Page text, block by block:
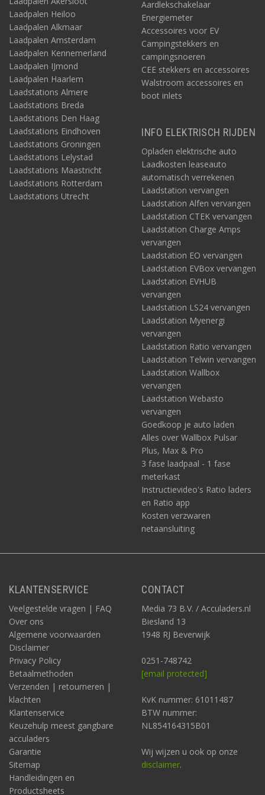
eventuele uitzondering staat vermeld bij het product. Na
plaatsing in de winkelmand en uw bestelling vóór 22.00 uur,
verzenden we de producten nog dezelfde dag.
Disclaimer
Ondanks een grote mate van zorgvuldigheid in het vervaardigen
van de content op deze pagina, is Acculaders.nl niet
aansprakelijk voor onverhoopte fouten, onvolledigheid of
andere tekortkomingen van deze uitleg. Noch kan Acculaders.nl,
zijnde wederverkoper en géén installateur, aansprakelijk worden
gesteld voor enig foutief gebruik van de via ons gekochte
producten en eventuele negatieve gevolgen daarvan. Lees altijd
de gebruiksaanwijzing, ken de van toepassing zijnde wet- en
regelgeving en win bij twijfel altijd verder informatie in. Zie ook
onzedisclaimer: 4.b Content en aansprakelijkheid.
Laadpalen Heiloo
Laadpalen Alkmaar
Laadpalen Amsterdam
Laadpalen Kennemerland
Laadpalen IJmond
Laadpalen Haarlem
Laadstations Almere
Laadstations Breda
Laadstations Den Haag
Laadstations Eindhoven
Laadstations Groningen
Laadstations Lelystad
Laadstations Maastricht
Laadstations Rotterdam
Laadstations Utrecht
Aardlekschakelaar
Energiemeter
Accessoires voor EV
Campingstekkers en
campingsnoeren
CEE stekkers en accessoires
Walstroom accessoires en
boot inlets
INFO ELEKTRISCH RIJDEN
Opladen elektrische auto
Laadkosten leaseauto
automatisch verrekenen
Laadstation vervangen
Laadstation Alfen vervangen
Laadstation CTEK vervangen
Laadstation Charge Amps
vervangen
Laadstation EO vervangen
Laadstation EVBox vervangen
Laadstation EVHUB
vervangen
Laadstation LS24 vervangen
Laadstation Myenergi
vervangen
Laadstation Ratio vervangen
Laadstation Telwin vervangen
Laadstation Wallbox
vervangen
Laadstation Webasto
vervangen
Goedkoop je auto laden
Alles over Wallbox Pulsar
Plus, Max & Pro
3 fase laadpaal - 1 fase
meterkast
Instructievideo's Ratio laders
en Ratio app
Kosten verzwaren
netaansluiting
KLANTENSERVICE
Veelgestelde vragen | FAQ
Over ons
Algemene voorwaarden
Disclaimer
Privacy Policy
Betaalmethoden
Verzenden | retourneren |
klachten
Klantenservice
Keuzehulp meest gangbare
acculaders
Garantie
Sitemap
Handleidingen en
Productsheets
CONTACT
Media 73 B.V. / Acculaders.nl
Biesland 13
1948 RJ Beverwijk
0251-748742
[email protected]
KvK nummer: 61011487
BTW nummer:
NL854164315B01
Wij wijzen u ook op onze
disclaimer.